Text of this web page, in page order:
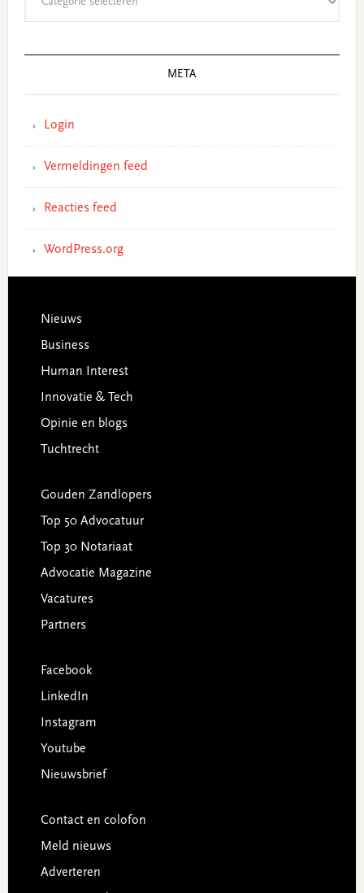
META
Login
Vermeldingen feed
Reacties feed
WordPress.org
Footer
Nieuws
Business
Human Interest
Innovatie & Tech
Opinie en blogs
Tuchtrecht
Gouden Zandlopers
Top 50 Advocatuur
Top 30 Notariaat
Advocatie Magazine
Vacatures
Partners
Facebook
LinkedIn
Instagram
Youtube
Nieuwsbrief
Contact en colofon
Meld nieuws
Adverteren